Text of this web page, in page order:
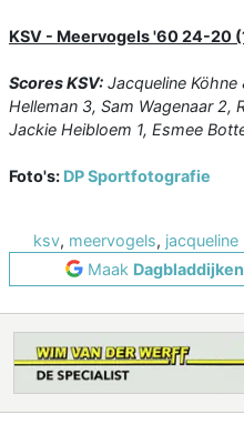
KSV - Meervogels '60 24-20
Scores KSV: Jacqueline
Helleman 3, Sam Wagenaar 2,
Jackie Heibloem 1, Esmee
Foto's: DP Sportfotografie
ksv, meervogels, jacqueline
Maak